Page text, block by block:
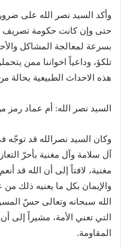
وأكد السيد نصر الله على
حتى وإن كانت حكومة تصريف
بسرعة لمعالجة المشاكل
تلكؤ، وداعياً اخواننا ممن
هذه الاحداث الطبيعية بحالة
السيد نصر الله: أم عماد رمز
وكان السيد نصرالله قد توجّه
آل سلامة وآل مغنية بأحرّ
مغنية، لافتاً إلى أن الله قد
والإيمان بكل ما يعنيه ذلك
الله سبحانه وتعالى حسّ
التي تعني الأمة، مشيراً إلى
المقاومة.